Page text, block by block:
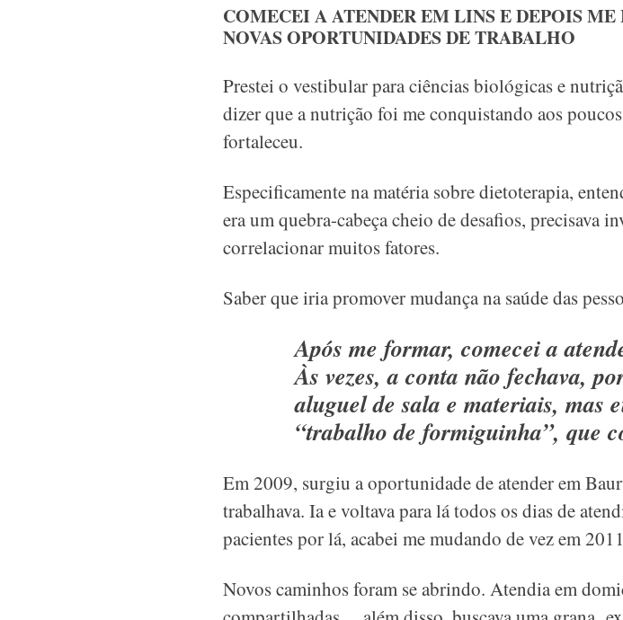
COMECEI A ATENDER EM LINS E DEPOIS
NOVAS OPORTUNIDADES DE TRABALHO
Prestei o vestibular para ciências biológicas e
dizer que a nutrição foi me conquistando aos
fortaleceu.
Especificamente na matéria sobre dietoterapia,
era um quebra-cabeça cheio de desafios, precisava
correlacionar muitos fatores.
Saber que iria promover mudança na saúde das
Após me formar, comecei a
Às vezes, a conta não fechava,
aluguel de sala e materiais, mas
“trabalho de formiguinha”, que
Em 2009, surgiu a oportunidade de atender em
trabalhava. Ia e voltava para lá todos os dias de
pacientes por lá, acabei me mudando de vez em
Novos caminhos foram se abrindo. Atendia em